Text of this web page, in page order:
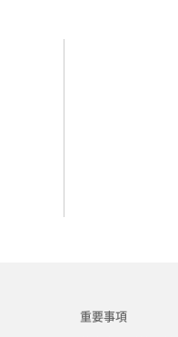
重要事項